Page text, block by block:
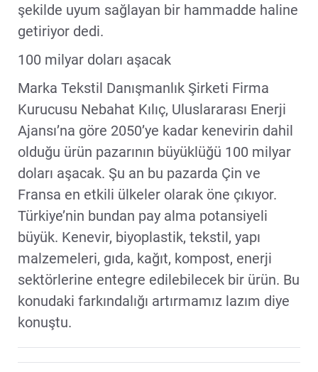
şekilde uyum sağlayan bir hammadde haline
getiriyor dedi.
100 milyar doları aşacak
Marka Tekstil Danışmanlık Şirketi Firma
Kurucusu Nebahat Kılıç, Uluslararası Enerji
Ajansı’na göre 2050’ye kadar kenevirin dahil
olduğu ürün pazarının büyüklüğü 100 milyar
doları aşacak. Şu an bu pazarda Çin ve
Fransa en etkili ülkeler olarak öne çıkıyor.
Türkiye’nin bundan pay alma potansiyeli
büyük. Kenevir, biyoplastik, tekstil, yapı
malzemeleri, gıda, kağıt, kompost, enerji
sektörlerine entegre edilebilecek bir ürün. Bu
konudaki farkındalığı artırmamız lazım diye
konuştu.